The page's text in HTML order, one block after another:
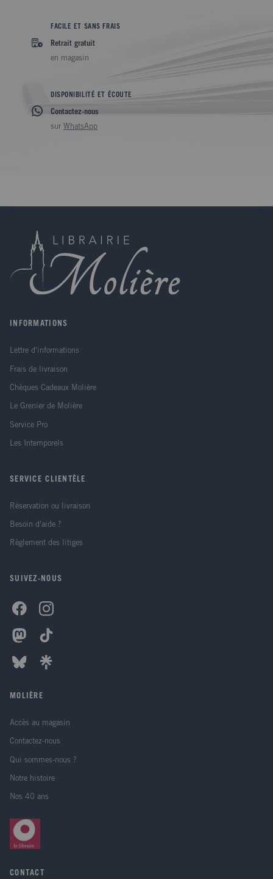
FACILE ET SANS FRAIS
Retrait gratuit
en magasin
DISPONIBILITÉ ET ÉCOUTE
Contactez-nous
sur WhatsApp
INFORMATIONS
Lettre d'informations
Frais de livraison
Chèques Cadeaux Molière
Le Grenier de Molière
Service Pro
Les Intemporels
SERVICE CLIENTÈLE
Réservation ou livraison
Besoin d'aide ?
Règlement des litiges
SUIVEZ-NOUS
MOLIÈRE
Accès au magasin
Contactez-nous
Qui sommes-nous ?
Notre histoire
Nos 40 ans
CONTACT